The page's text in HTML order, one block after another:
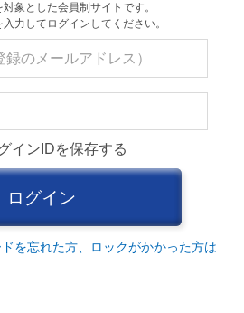
ホテル・旅行・教育）
・小売）
パレル・トイレタリー）
・保険・投資）
象とした会員制サイトです。
入力してログインしてください。
インIDを保存する
ログイン
を忘れた方、ロックがかかった方は